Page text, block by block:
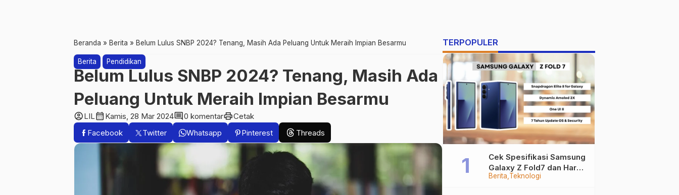
Beranda » Berita » Belum Lulus SNBP 2024? Tenang, Masih Ada Peluang Untuk Meraih Impian Besarmu
Berita Pendidikan
Belum Lulus SNBP 2024? Tenang, Masih Ada
Peluang Untuk Meraih Impian Besarmu
account_circleLILcalendar_month Kamis, 28 Mar 2024comment0 komentarprintCetak
Facebook
Twitter Whatsapp Pinterest Threads
TERPOPULER
Berita Teknologi
Cek Spesifikasi Samsung
Galaxy Z Fold7 dan Harga
Resminya